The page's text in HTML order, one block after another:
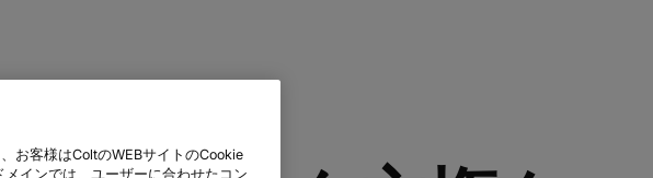
お客様はColtのWEBサイトのCookie
インでは、ユーザーに合わせたコン